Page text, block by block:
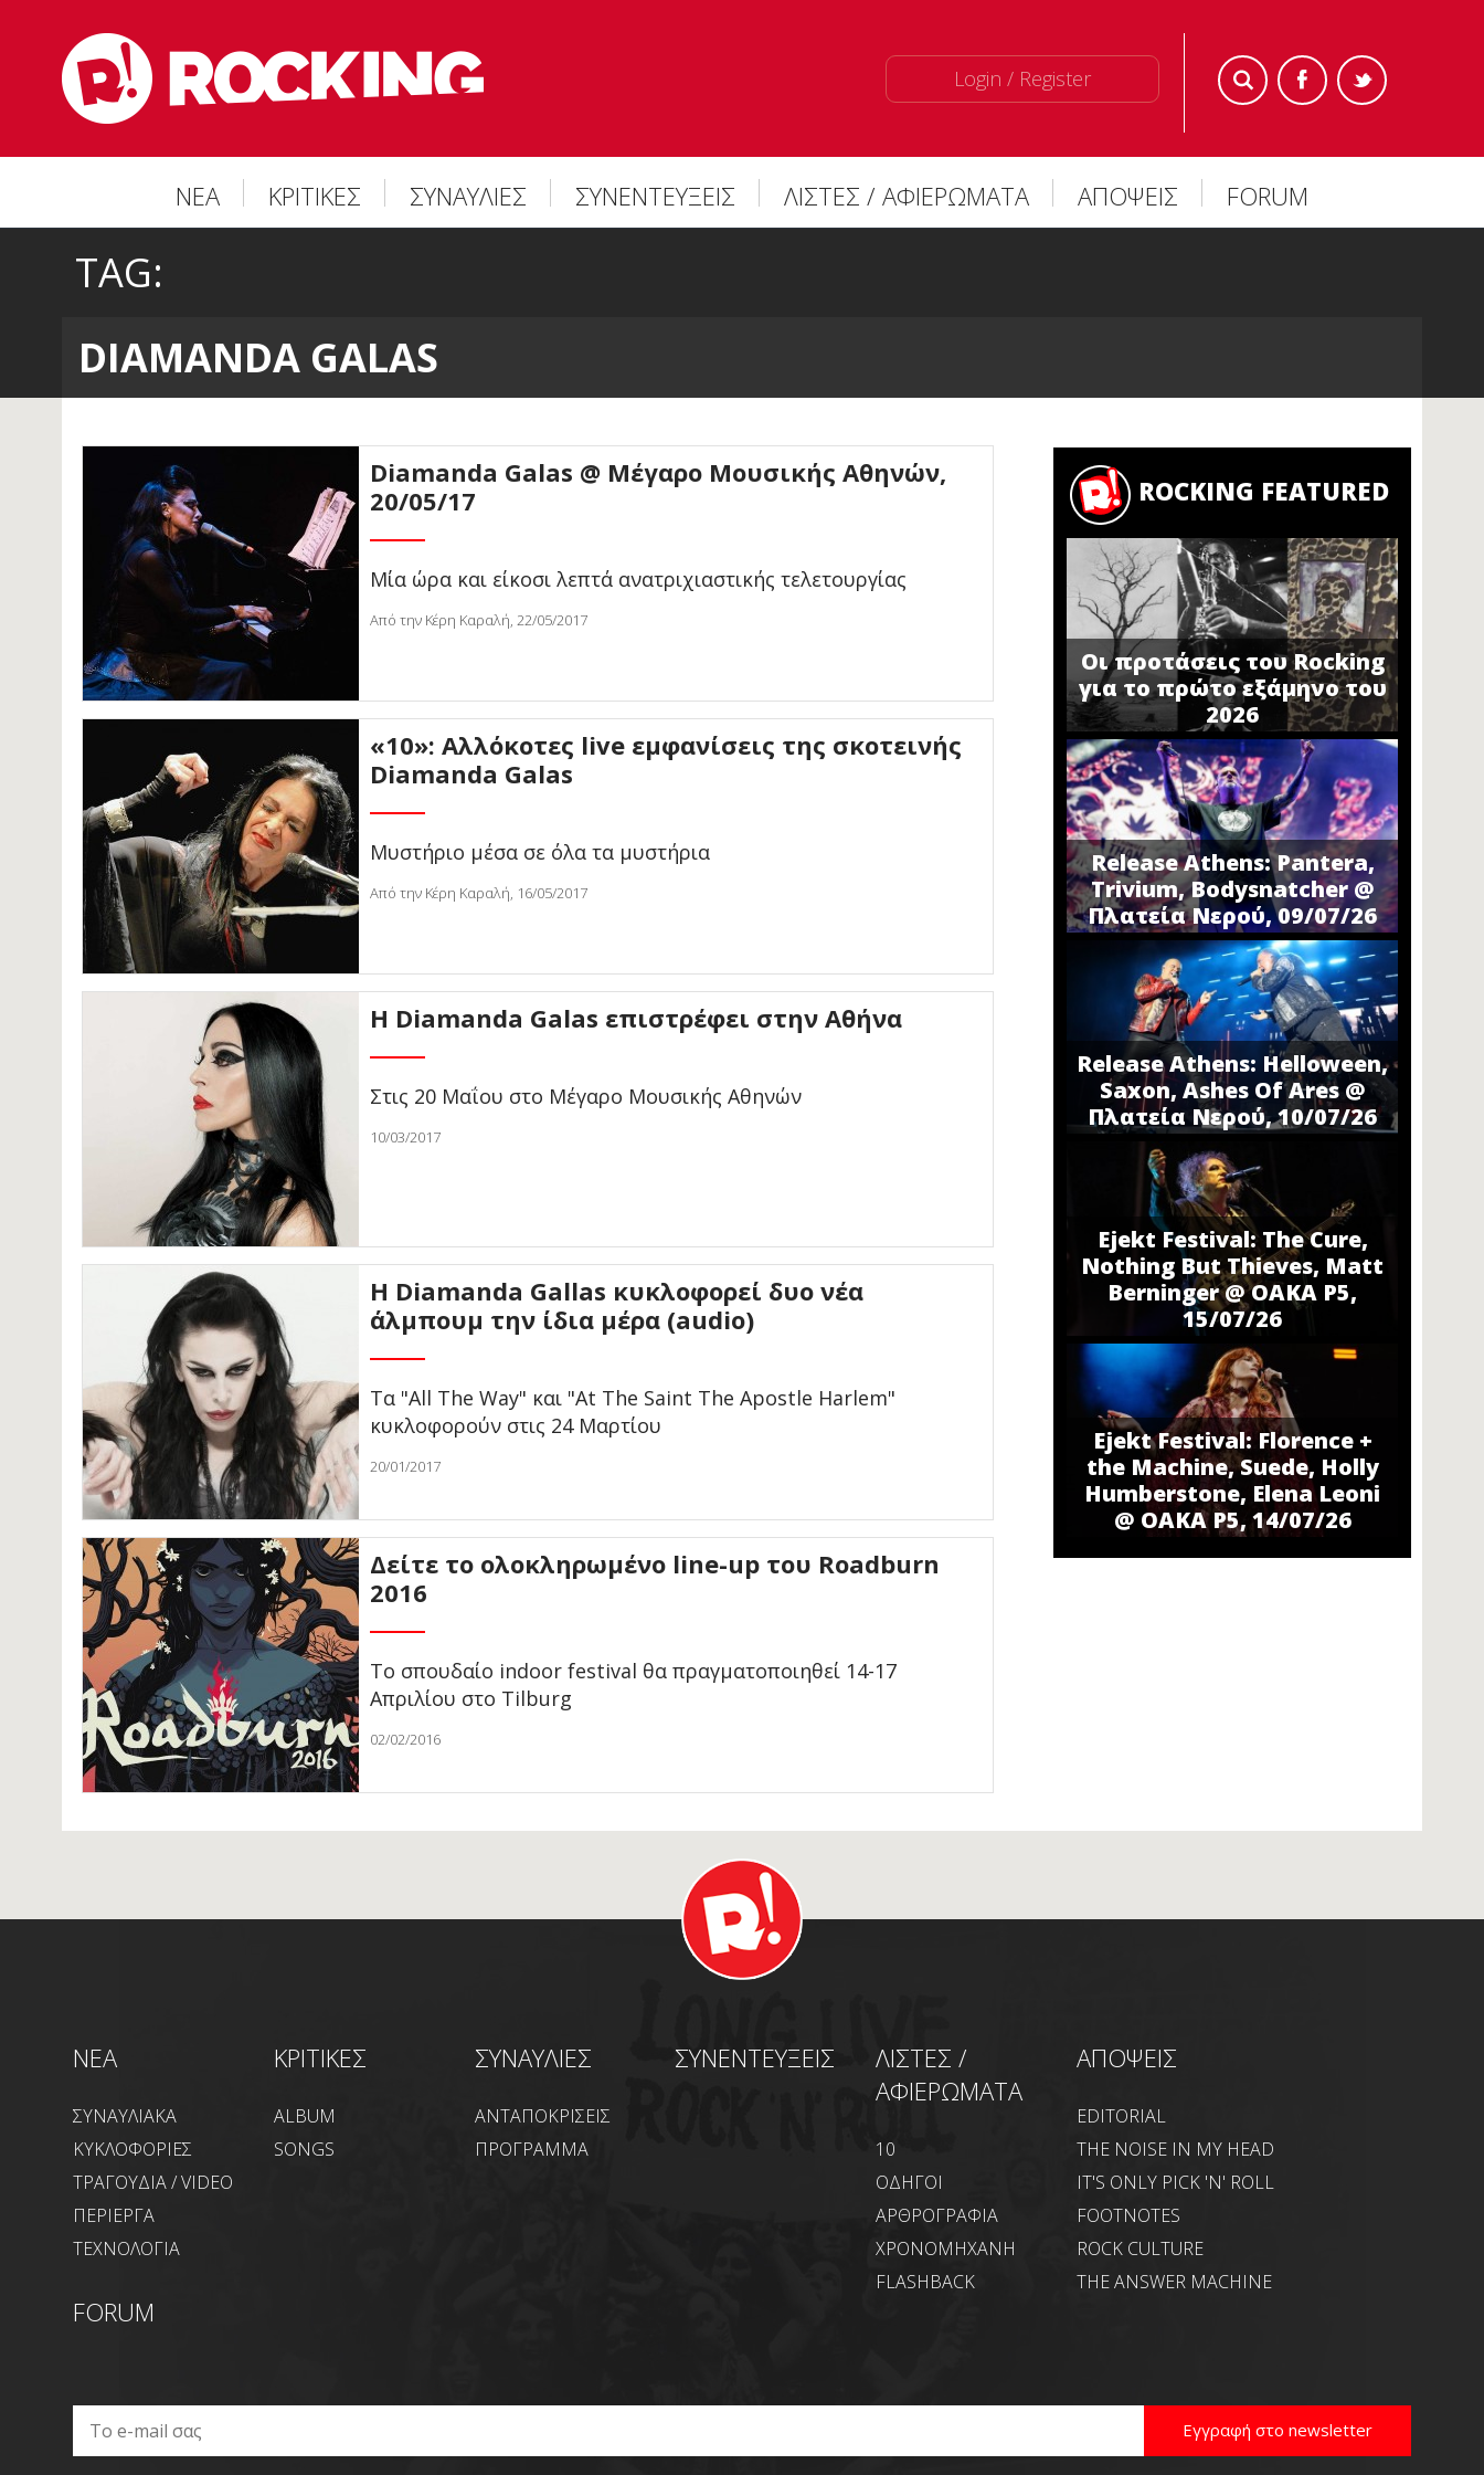
Login / Register
ΝΕΑ ΚΡΙΤΙΚΕΣ ΣΥΝΑΥΛΙΕΣ ΣΥΝΕΝΤΕΥΞΕΙΣ ΛΙΣΤΕΣ / ΑΦΙΕΡΩΜΑΤΑ ΑΠΟΨΕΙΣ FORUM
TAG:
DIAMANDA GALAS
Diamanda Galas @ Μέγαρο Μουσικής Αθηνών,
20/05/17
Μία ώρα και είκοσι λεπτά ανατριχιαστικής τελετουργίας
Από την Κέρη Καραλή, 22/05/2017
«10»: Αλλόκοτες live εμφανίσεις της σκοτεινής
Diamanda Galas
Μυστήριο μέσα σε όλα τα μυστήρια
Από την Κέρη Καραλή, 16/05/2017
Η Diamanda Galas επιστρέφει στην Αθήνα
Στις 20 Μαΐου στο Μέγαρο Μουσικής Αθηνών
10/03/2017
Η Diamanda Gallas κυκλοφορεί δυο νέα
άλμπουμ την ίδια μέρα (audio)
Τα "All The Way" και "At The Saint The Apostle Harlem"
κυκλοφορούν στις 24 Μαρτίου
20/01/2017
Δείτε το ολοκληρωμένο line-up του Roadburn
2016
Το σπουδαίο indoor festival θα πραγματοποιηθεί 14-17
Απριλίου στο Tilburg
02/02/2016
ROCKING FEATURED
Οι προτάσεις του Rocking
για το πρώτο εξάμηνο του
2026
Release Athens: Pantera,
Trivium, Bodysnatcher @
Πλατεία Νερού, 09/07/26
Release Athens: Helloween,
Saxon, Ashes Of Ares @
Πλατεία Νερού, 10/07/26
Ejekt Festival: The Cure,
Nothing But Thieves, Matt
Berninger @ ΟΑΚΑ P5,
15/07/26
Ejekt Festival: Florence +
the Machine, Suede, Holly
Humberstone, Elena Leoni
@ ΟΑΚΑ P5, 14/07/26
NEA
ΣΥΝΑΥΛΙΑΚΑ
ΚΥΚΛΟΦΟΡΙΕΣ
ΤΡΑΓΟΥΔΙΑ / VIDEO
ΠΕΡΙΕΡΓΑ
ΤΕΧΝΟΛΟΓΙΑ
ΚΡΙΤΙΚΕΣ
ALBUM
SONGS
ΣΥΝΑΥΛΙΕΣ
ΑΝΤΑΠΟΚΡΙΣΕΙΣ
ΠΡΟΓΡΑΜΜΑ
ΣΥΝΕΝΤΕΥΞΕΙΣ
ΛΙΣΤΕΣ /
ΑΦΙΕΡΩΜΑΤΑ
10
ΟΔΗΓΟΙ
ΑΡΘΡΟΓΡΑΦΙΑ
ΧΡΟΝΟΜΗΧΑΝΗ
FLASHBACK
ΑΠΟΨΕΙΣ
EDITORIAL
THE NOISE IN MY HEAD
IT'S ONLY PICK 'N' ROLL
FOOTNOTES
ROCK CULTURE
THE ANSWER MACHINE
FORUM